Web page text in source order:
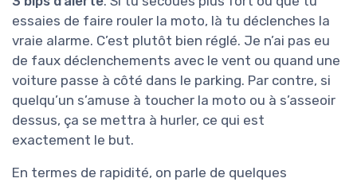
essaies de faire rouler la moto, là tu déclenches la
vraie alarme. C’est plutôt bien réglé. Je n’ai pas eu
de faux déclenchements avec le vent ou quand une
voiture passe à côté dans le parking. Par contre, si
quelqu’un s’amuse à toucher la moto ou à s’asseoir
dessus, ça se mettra à hurler, ce qui est
exactement le but.
En termes de rapidité, on parle de quelques